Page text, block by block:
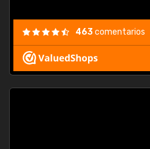
463comentarios